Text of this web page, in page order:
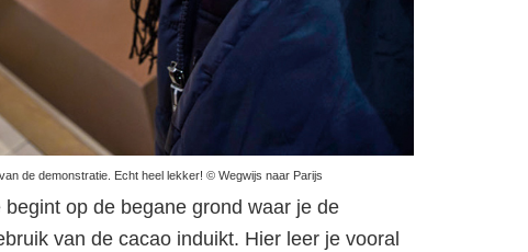
de demonstratie. Echt heel lekker! © Wegwijs naar Parijs
op de begane grond waar je de
van de cacao induikt. Hier leer je vooral